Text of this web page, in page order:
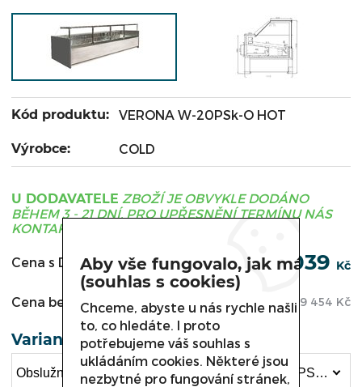
Kód produktu: VERONA W-20PSk-O HOT
Výrobce: COLD
U DODAVATELE ZBOŽÍ JE OBVYKLE DODÁNO
BĚHEM 3 - 21 DNÍ, PRO UPŘESNĚNÍ TERMÍNU NÁS
KONTAKTUJTE.
Cena s DPH: 84 039 Kč
Cena bez DPH: 69 454 Kč
Varianta
Obslužná ohřevná vitrína COLD VERONA , W-20PSk-O HOT délka 2060 mm (84 039 Kč)
Aby vše fungovalo, jak má
(souhlas s cookies)
Chceme, abyste u nás rychle našli
to, co hledáte. I proto
potřebujeme váš souhlas s
ukládáním cookies. Některé jsou
nezbytné pro fungování stránek,